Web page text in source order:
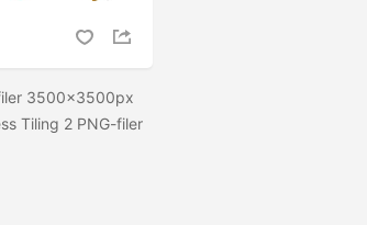
3500x3500px
Tiling 2 PNG-filer